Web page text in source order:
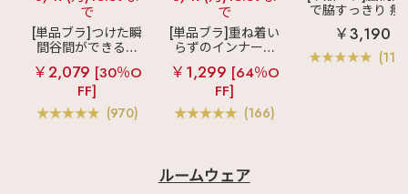
で
[単品ブラ]つけた瞬
間谷間ができるシ
ームレスブラ
超
盛ブラ(R) シームレ
ス 単品ブラジャー
￥2,079 [30％O
FF]
(970)
で
[単品ブラ]重ね着い
らずのインナーブ
ラ
リッチバスト
ブラトップ (ワイヤ
ー入り)
￥1,299 [64％O
FF]
(166)
で脇すっきり 痩
見えブラ
カシ
クールレース脇
ブラ(R) 単品ブラ
ャー
￥3,190
ルームウェア